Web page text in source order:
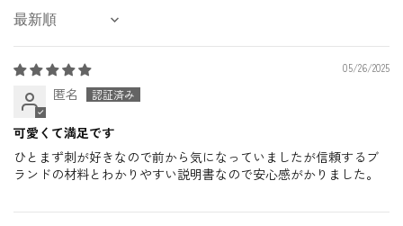
Sort by
05/26/2025
匿名
可愛くて満足です
ひとまず刺が好きなので前から気になっていましたが信頼するブ
ランドの材料とわかりやすい説明書なので安心感がかりました。